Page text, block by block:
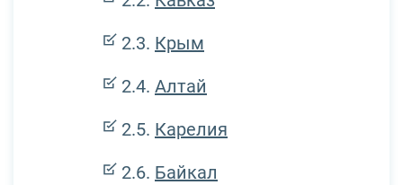
Крым
Алтай
Карелия
Байкал